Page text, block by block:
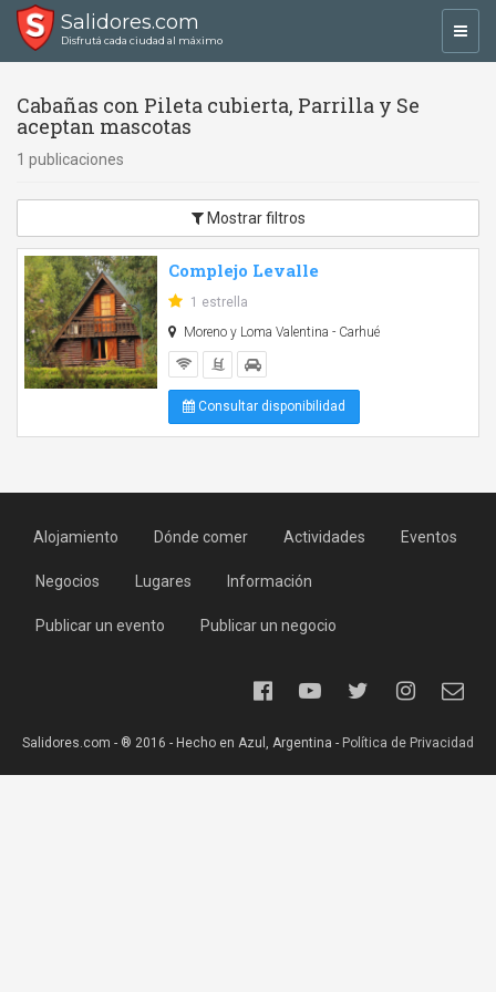
Salidores.com
Disfrutá cada ciudad al máximo
Cabañas con Pileta cubierta, Parrilla y Se
aceptan mascotas
1 publicaciones
Mostrar filtros
Complejo Levalle
1 estrella
Moreno y Loma Valentina - Carhué
Consultar disponibilidad
Alojamiento Dónde comer Actividades Eventos
Negocios Lugares Información
Publicar un evento Publicar un negocio
Salidores.com - ® 2016 - Hecho en Azul, Argentina - Política de Privacidad